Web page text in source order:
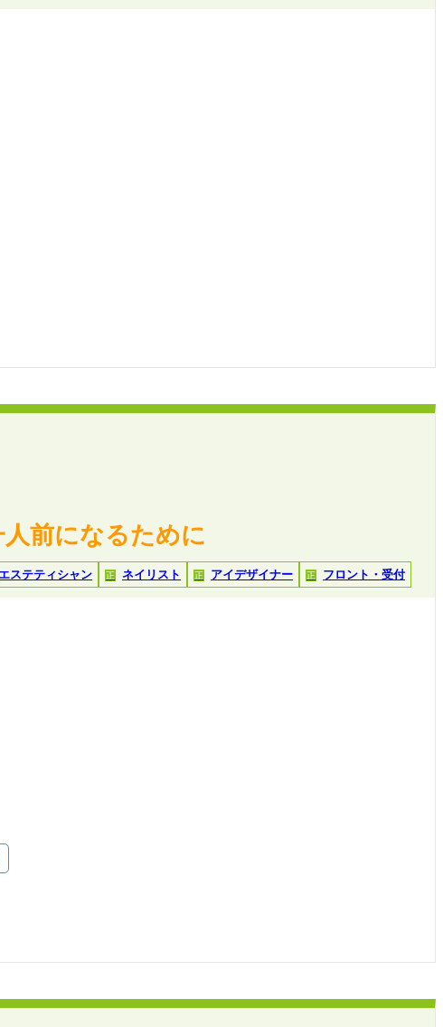
前になるために
エステティシャン 正 ネイリスト 正 アイデザイナー 正 フロント・受付